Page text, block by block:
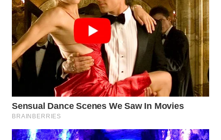
WN
LABUHANBATU
WN
TAPANULI
TENGAH
WN DELI
SERDANG
WN